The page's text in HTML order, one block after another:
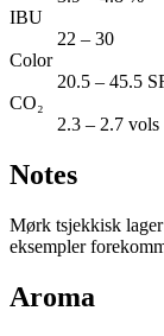
IBU
22 – 30
Color
20.5 – 45.5
CO₂
2.3 – 2.7 vols
Notes
Mørk tsjekkisk lager
eksempler
Aroma